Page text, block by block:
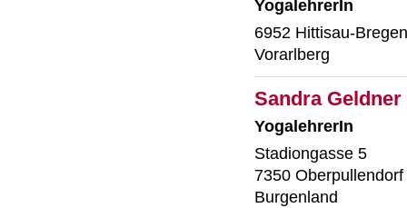
YogalehrerIn
6952 Hittisau-
Vorarlberg
Sandra Geldner
YogalehrerIn
Stadiongasse 5
7350 Oberpullendorf
Burgenland